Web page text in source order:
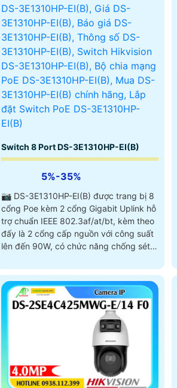
Switch 8 Port DS-3E1310HP-EI(B)
5%-35%
📷 DS-3E1310HP-EI(B) được trang bị 8
cổng Poe kèm 2 cổng Gigabit Uplink hỗ
trợ chuẩn IEEE 802.3af/at/bt, kèm theo
đấy là 2 cổng cấp nguồn với công suất
lên đến 90W, có chức năng chống sét
chắc chắn.